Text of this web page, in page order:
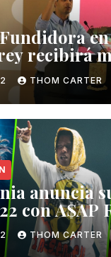
en
recibirá
porTHOM CARTER
anuncia
con A$AP
Noah
THOM CARTER